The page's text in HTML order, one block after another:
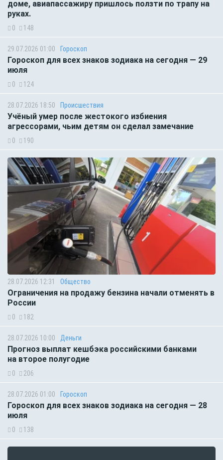
доме, авиапассажиру пришлось ползти по трапу на
руках.
0 148
29.07.2026 01:00 Гороскоп
Гороскоп для всех знаков зодиака на сегодня — 29
июля
0 124
28.07.2026 18:50 Происшествия
Учёный умер после жестокого избиения
агрессорами, чьим детям он сделал замечание
0 190
28.07.2026 12:31 Общество
Ограничения на продажу бензина начали отменять в
России
0 182
28.07.2026 10:00 Деньги
Прогноз выплат кешбэка российскими банками
на второе полугодие
0 206
28.07.2026 01:00 Гороскоп
Гороскоп для всех знаков зодиака на сегодня — 28
июля
0 138